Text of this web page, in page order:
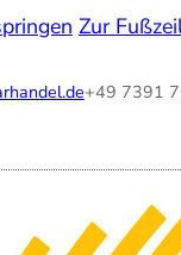
Zur
+49 7391